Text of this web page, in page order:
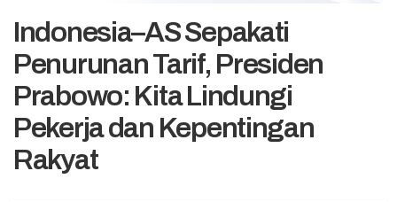
Indonesia–AS Sepakati
Penurunan Tarif, Presiden
Prabowo: Kita Lindungi
Pekerja dan Kepentingan
Rakyat